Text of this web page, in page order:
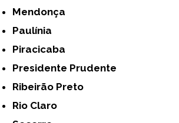
Mendonça
Paulínia
Piracicaba
Presidente Prudente
Ribeirão Preto
Rio Claro